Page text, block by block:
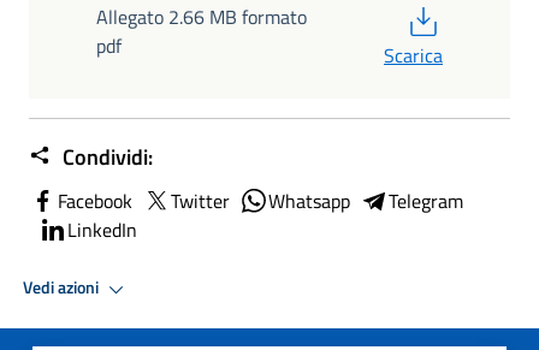
Allegato 2.66 MB formato
pdf
Scarica
Condividi:
Facebook Twitter Whatsapp
Telegram
LinkedIn
Vedi azioni